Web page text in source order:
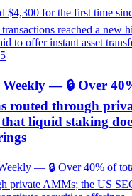
— 🔒 Over
routed through
liquid staking